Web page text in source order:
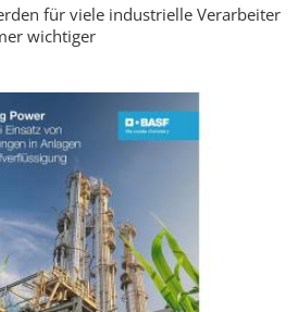
für viele industrielle Verarbeiter
wichtiger